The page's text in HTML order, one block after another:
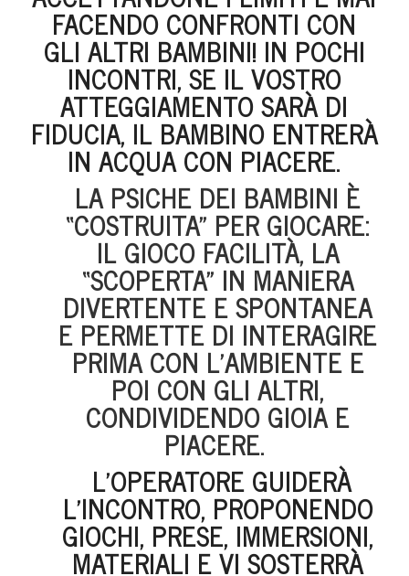
FACENDO CONFRONTI CON
GLI ALTRI BAMBINI! IN POCHI
INCONTRI, SE IL VOSTRO
ATTEGGIAMENTO SARÀ DI
FIDUCIA, IL BAMBINO ENTRERÀ
IN ACQUA CON PIACERE.
LA PSICHE DEI BAMBINI È
“COSTRUITA” PER GIOCARE:
IL GIOCO FACILITÀ, LA
“SCOPERTA” IN MANIERA
DIVERTENTE E SPONTANEA
E PERMETTE DI INTERAGIRE
PRIMA CON L’AMBIENTE E
POI CON GLI ALTRI,
CONDIVIDENDO GIOIA E
PIACERE.
L’OPERATORE GUIDERÀ
L’INCONTRO, PROPONENDO
GIOCHI, PRESE, IMMERSIONI,
MATERIALI E VI SOSTERRÀ